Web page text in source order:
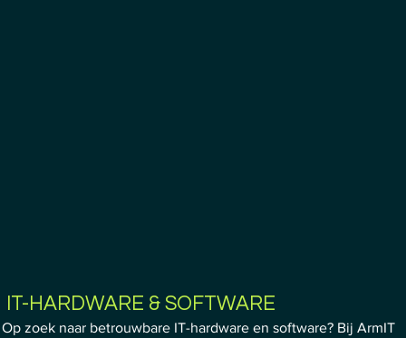
IT-HARDWARE & SOFTWARE
Op zoek naar betrouwbare IT-hardware en software? Bij ArmIT